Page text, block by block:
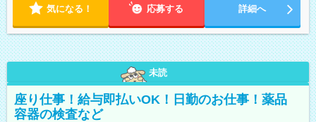
気になる！ 応募する 詳細へ
未読
座り仕事！給与即払いOK！日勤のお仕事！薬品
容器の検査など